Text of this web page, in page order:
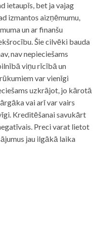
ietaupīs, bet ja vajag
izmantos aizņēmumu,
un ar finanšu
Šie cilvēki bauda
nav nepieciešams
viņu rīcībā un
var vienīgi
uzkrājot, jo kārotā
vai arī var vairs
Kreditēšanai savukārt
Preci varat lietot
jau ilgākā laika